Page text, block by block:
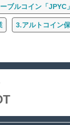
ブルコイン「JPYC」
3.アルトコイン